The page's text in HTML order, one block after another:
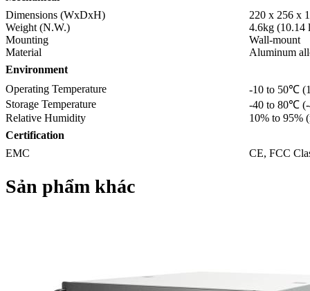
Dimensions (WxDxH)
220 x 256 x
Weight (N.W.)
4.6kg (10.14
Mounting
Wall-mount
Material
Aluminum
Environment
Operating Temperature
-10 to 50℃
Storage Temperature
-40 to 80℃ (-
Relative Humidity
10% to 95%
Certification
EMC
CE, FCC
Sản phẩm khác